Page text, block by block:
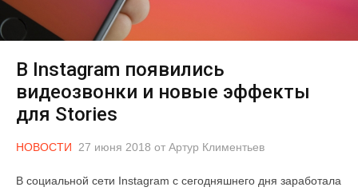
В Instagram появились
видеозвонки и новые эффекты
для Stories
НОВОСТИ 27 июня 2018 от Артур Климентьев
В социальной сети Instagram с сегодняшнего дня заработала